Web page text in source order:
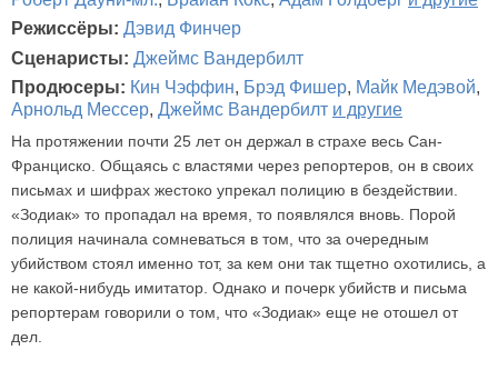
Режиссёры: Дэвид Финчер
Сценаристы: Джеймс Вандербилт
Продюсеры: Кин Чэффин, Брэд Фишер, Майк Медэвой,
Арнольд Мессер, Джеймс Вандербилт и другие
На протяжении почти 25 лет он держал в страхе весь Сан-
Франциско. Общаясь с властями через репортеров, он в своих
письмах и шифрах жестоко упрекал полицию в бездействии.
«Зодиак» то пропадал на время, то появлялся вновь. Порой
полиция начинала сомневаться в том, что за очередным
убийством стоял именно тот, за кем они так тщетно охотились, а
не какой-нибудь имитатор. Однако и почерк убийств и письма
репортерам говорили о том, что «Зодиак» еще не отошел от
дел.